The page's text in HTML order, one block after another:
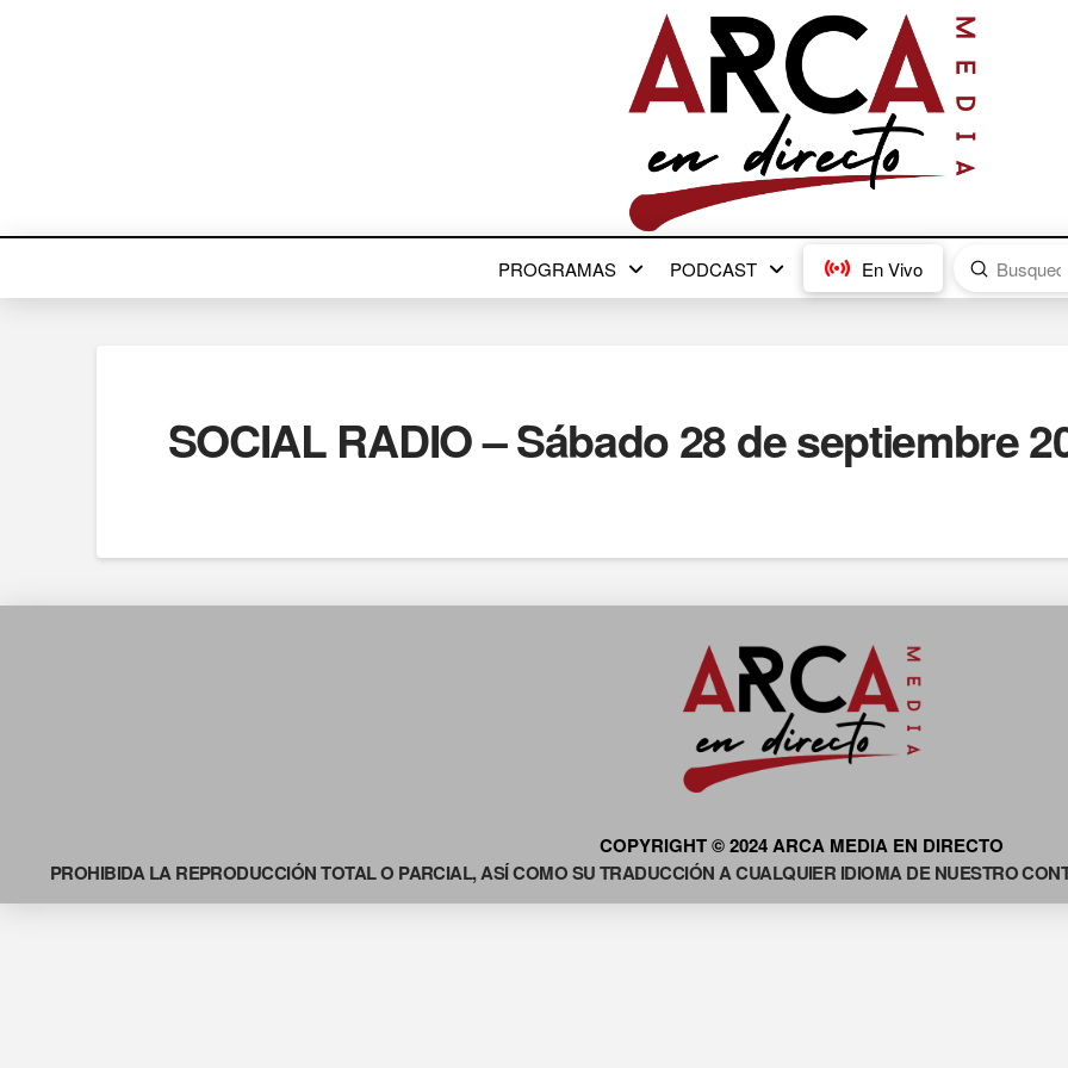
PROGRAMAS PODCAST En Vivo
Search
Submit
SOCIAL RADIO – Sábado 28 de septiembre
COPYRIGHT © 2024 ARCA MEDIA EN DIRECTO
PROHIBIDA LA REPRODUCCIÓN TOTAL O PARCIAL, ASÍ COMO SU TRADUCCIÓN A CUALQUIER IDIOMA DE NUESTRO